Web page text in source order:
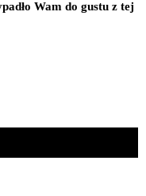
Wam do gustu z tej